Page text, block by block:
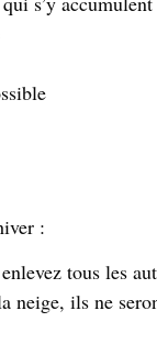
:
tous les
neige, ils ne